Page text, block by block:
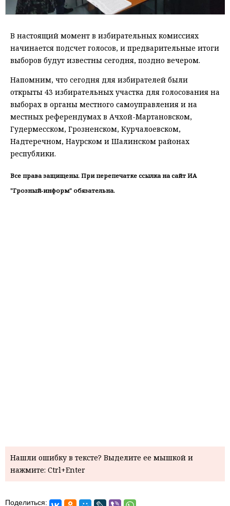
В настоящий момент в избирательных комиссиях
начинается подсчет голосов, и предварительные итоги
выборов будут известны сегодня, поздно вечером.
Напомним, что сегодня для избирателей были
открыты 43 избирательных участка для голосования на
выборах в органы местного самоуправления и на
местных референдумах в Ачхой-Мартановском,
Гудермесском, Грозненском, Курчалоевском,
Надтеречном, Наурском и Шалинском районах
республики.
Все права защищены. При перепечатке ссылка на сайт ИА
"Грозный-информ" обязательна.
Нашли ошибку в тексте? Выделите ее мышкой и
нажмите: Ctrl+Enter
Поделиться: